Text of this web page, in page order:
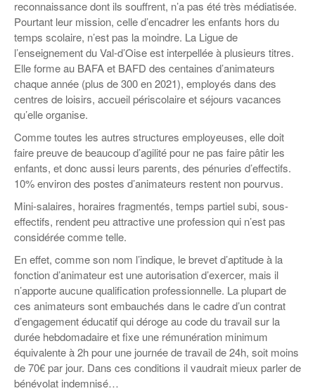
Malle pédagogique « Parcours d’exils
d’hier et d’aujourd’hui »
Espace bénévoles
Story play’r
La ligue 95 et Recyclivre
Lutte contre l’illettrisme
Education aux médias
Les veilleurs de l’info
Education verte
Formation Eco-délégué.es
Actualité Ecole
… Formations BAFD
Pour s’inscrire
Actualités loisirs
reconnaissance dont ils souffrent, n’a pas été très médiatisée.
Pourtant leur mission, celle d’encadrer les enfants hors du
temps scolaire, n’est pas la moindre. La Ligue de
l’enseignement du Val-d’Oise est interpellée à plusieurs titres.
Elle forme au BAFA et BAFD des centaines d’animateurs
chaque année (plus de 300 en 2021), employés dans des
centres de loisirs, accueil périscolaire et séjours vacances
qu’elle organise.
Comme toutes les autres structures employeuses, elle doit
faire preuve de beaucoup d’agilité pour ne pas faire pâtir les
enfants, et donc aussi leurs parents, des pénuries d’effectifs.
10% environ des postes d’animateurs restent non pourvus.
Mini-salaires, horaires fragmentés, temps partiel subi, sous-
effectifs, rendent peu attractive une profession qui n’est pas
considérée comme telle.
En effet, comme son nom l’indique, le brevet d’aptitude à la
fonction d’animateur est une autorisation d’exercer, mais il
n’apporte aucune qualification professionnelle. La plupart de
ces animateurs sont embauchés dans le cadre d’un contrat
d’engagement éducatif qui déroge au code du travail sur la
durée hebdomadaire et fixe une rémunération minimum
équivalente à 2h pour une journée de travail de 24h, soit moins
de 70€ par jour. Dans ces conditions il vaudrait mieux parler de
bénévolat indemnisé…